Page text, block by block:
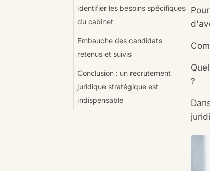
identifier les besoins spécifiques
du cabinet
Embauche des candidats
retenus et suivis
Conclusion : un recrutement
juridique stratégique est
indispensable
?